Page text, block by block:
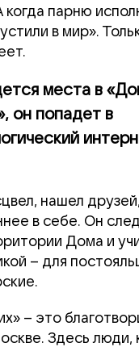
парню
в мир».
места в
он попадет в
нашел
в себе. Он
Дома и
– для
– это
Здесь люди,